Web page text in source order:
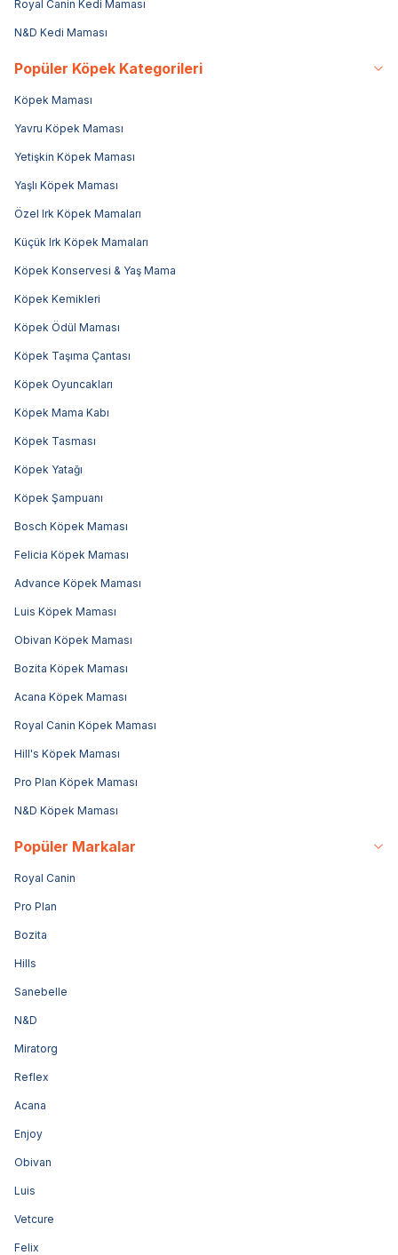
Royal Canin Kedi Maması
N&D Kedi Maması
Popüler Köpek Kategorileri
Köpek Maması
Yavru Köpek Maması
Yetişkin Köpek Maması
Yaşlı Köpek Maması
Özel Irk Köpek Mamaları
Küçük Irk Köpek Mamaları
Köpek Konservesi & Yaş Mama
Köpek Kemikleri
Köpek Ödül Maması
Köpek Taşıma Çantası
Köpek Oyuncakları
Köpek Mama Kabı
Köpek Tasması
Köpek Yatağı
Köpek Şampuanı
Bosch Köpek Maması
Felicia Köpek Maması
Advance Köpek Maması
Luis Köpek Maması
Obivan Köpek Maması
Bozita Köpek Maması
Acana Köpek Maması
Royal Canin Köpek Maması
Hill's Köpek Maması
Pro Plan Köpek Maması
N&D Köpek Maması
Popüler Markalar
Royal Canin
Pro Plan
Bozita
Hills
Sanebelle
N&D
Miratorg
Reflex
Acana
Enjoy
Obivan
Luis
Vetcure
Felix